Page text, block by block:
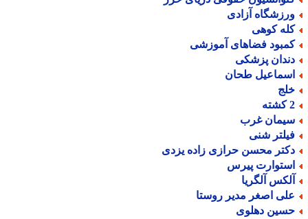
آزادی
کوهی
فضاهای آموزشی
پزشکی
طحان
غرب
شنی
محسن حرازی زاده یزدی
پیرس
آلگریا
اصغر مدیر روستا
دهلوی